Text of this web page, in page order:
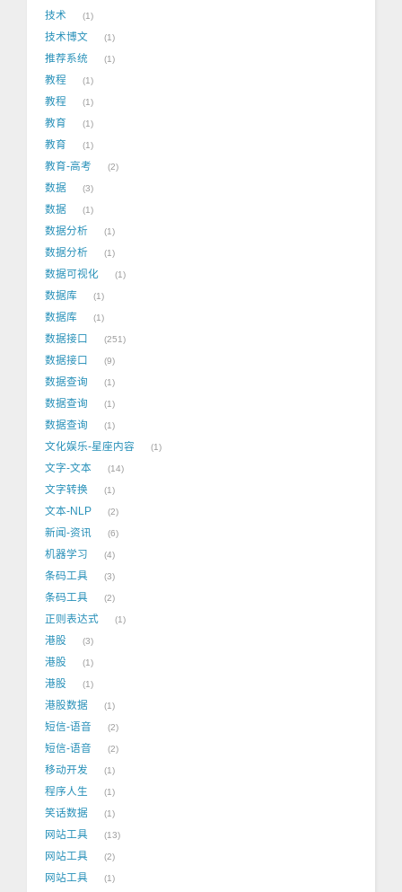
技术 1
技术博文 1
推荐系统 1
教程 1
教程 1
教育 1
教育 1
教育-高考 2
数据 3
数据 1
数据分析 1
数据分析 1
数据可视化 1
数据库 1
数据库 1
数据接口 251
数据接口 9
数据查询 1
数据查询 1
数据查询 1
文化娱乐-星座内容 1
文字-文本 14
文字转换 1
文本-NLP 2
新闻-资讯 6
机器学习 4
条码工具 3
条码工具 2
正则表达式 1
港股 3
港股 1
港股 1
港股数据 1
短信-语音 2
短信-语音 2
移动开发 1
程序人生 1
笑话数据 1
网站工具 13
网站工具 2
网站工具 1